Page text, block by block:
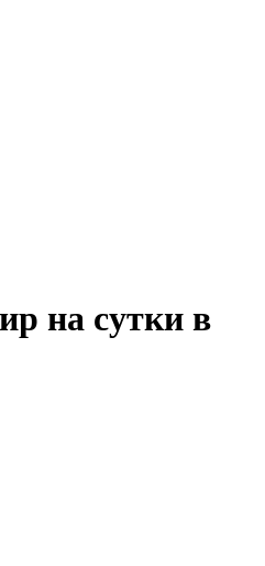
на сутки в